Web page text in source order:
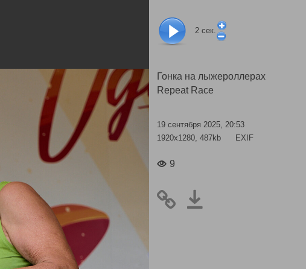
2 сек.
Гонка на лыжероллерах
Repeat Race
19 сентября 2025, 20:53
1920x1280, 487kb
EXIF
9